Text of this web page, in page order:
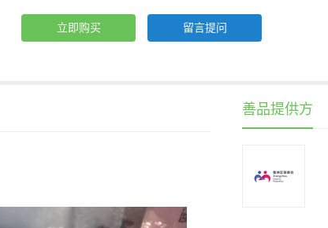
立即购买 留言提问
善品提供方